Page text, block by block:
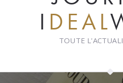
I DEAL
TOUTE